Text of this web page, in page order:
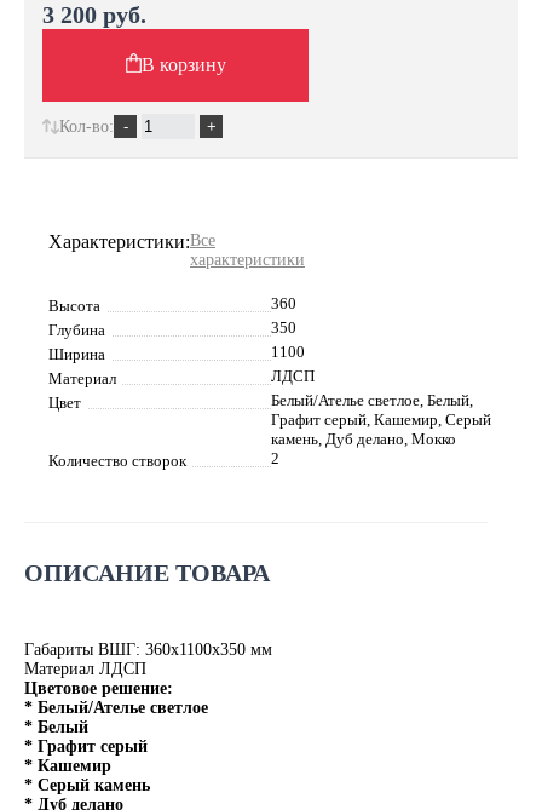
Характеристики:Все
характеристики
Высота
360
Глубина
350
Ширина
1100
Материал
ЛДСП
Цвет
Белый/Ателье светлое, Белый,
Графит серый, Кашемир, Серый
камень, Дуб делано, Мокко
Количество створок
2
ОПИСАНИЕ ТОВАРА
Габариты ВШГ: 360х1100х350 мм
Материал ЛДСП
Цветовое решение:
* Белый/Ателье светлое
* Белый
* Графит серый
* Кашемир
* Серый камень
* Дуб делано
3 200 руб.
В корзину
Кол-во: